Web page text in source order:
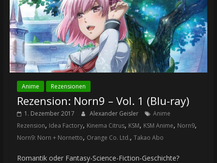
Anime Rezensionen
Rezension: Norn9 – Vol. 1 (Blu-ray)
1. Dezember 2017 Alexander Geisler
Anime
Rezension, Idea Factory, Kinema Citrus, KSM, KSM Anime, Norn9,
Norn9: Norn + Nornetto, Orange Co. Ltd., Takao Abo
Romantik oder Fantasy-Science-Fiction-Geschichte?